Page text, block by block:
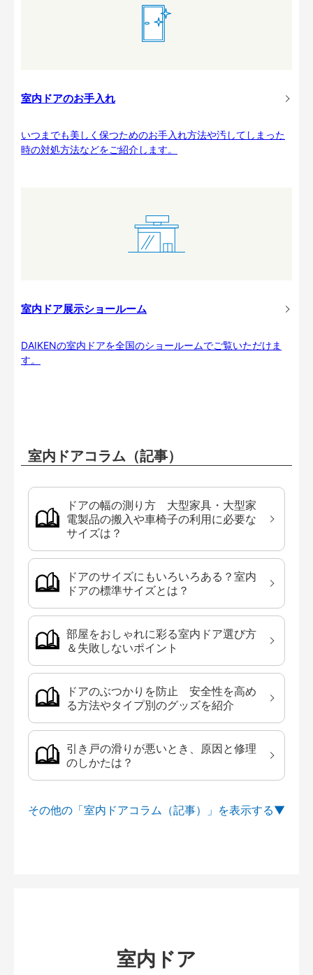
室内ドアのお手入れ
いつまでも美しく保つためのお手入れ方法や汚してしまった
時の対処方法などをご紹介します。
室内ドア展示ショールーム
DAIKENの室内ドアを全国のショールームでご覧いただけま
す。
室内ドアコラム（記事）
ドアの幅の測り方 大型家具・大型家
電製品の搬入や車椅子の利用に必要な
サイズは？
ドアのサイズにもいろいろある？室内
ドアの標準サイズとは？
部屋をおしゃれに彩る室内ドア選び方
＆失敗しないポイント
ドアのぶつかりを防止 安全性を高め
る方法やタイプ別のグッズを紹介
引き戸の滑りが悪いとき、原因と修理
のしかたは？
その他の「室内ドアコラム（記事）」を
室内ドア